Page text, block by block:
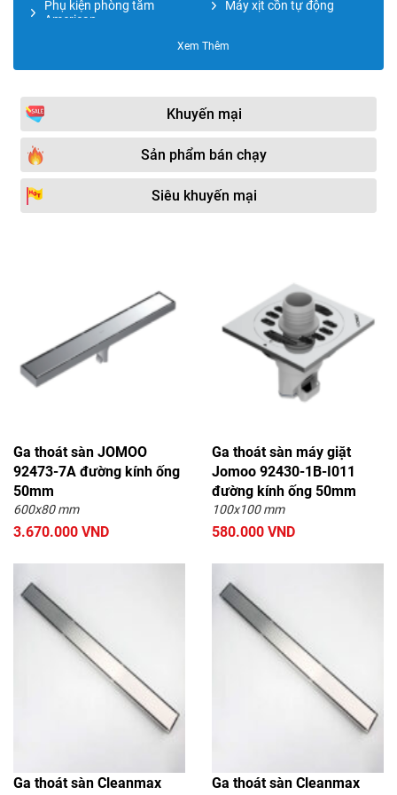
Phụ kiện phòng tắm
American
Máy xịt cồn tự động
Phụ kiện phòng tắm
Phụ kiện phòng tắm TOTO Giàn sấy khăn tắm
Lô giấy vệ sinh
Phụ kiện phòng tắm
Phụ kiện phòng tắm Kohler Hộp đựng giấy vệ sinh
Phụ kiện phòng tắm Miken
Phụ kiện phòng tắm
CleanMax
Phụ kiện phòng tắm
DaeShin
Hộp xịt xà phòng
Kệ xà phòng
Phụ kiện phòng tắm Đình
Kệ cốc bàn chải
Phụ kiện phòng tắm
COTTO
Phụ kiện phòng tắm HUGE Phụ kiện hút chân không
Móc áo Phụ kiện phòng tắm Moen
Phụ kiện phòng tắm DK Phụ kiện sen tắm
Tay vịn phòng tắm Phụ kiện phòng tắm BAO
Phụ kiện phòng tắm
Hansgrohe
Dây phơi thông minh
Ga thoát sàn
Phụ kiện phòng tắm
Phụ kiện phòng tắm
Bancoot
Xem Thêm
Khuyến mại
Sản phẩm bán chạy
Siêu khuyến mại
Ga thoát sàn JOMOO
92473-7A đường kính ống
50mm
600x80 mm
3.670.000 VND
Ga thoát sàn máy giặt
Jomoo 92430-1B-I011
đường kính ống 50mm
100x100 mm
580.000 VND
Ga thoát sàn Cleanmax
Ga thoát sàn Cleanmax